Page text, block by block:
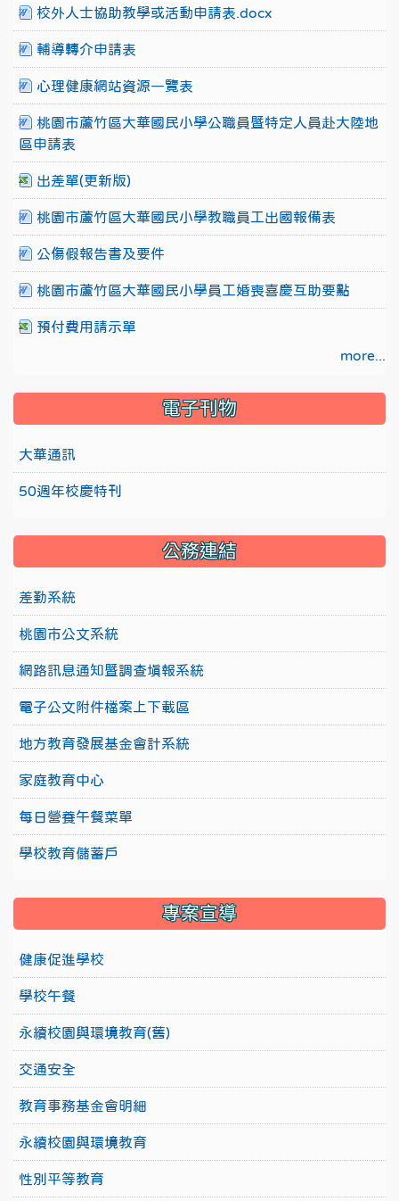
校外人士協助教學或活動申請表.docx
輔導轉介申請表
心理健康網站資源一覽表
桃園市蘆竹區大華國民小學公職員暨特定人員赴大陸地
區申請表
出差單(更新版)
桃園市蘆竹區大華國民小學教職員工出國報備表
公傷假報告書及要件
桃園市蘆竹區大華國民小學員工婚喪喜慶互助要點
預付費用請示單
more...
電子刊物
大華通訊
50週年校慶特刊
公務連結
差勤系統
桃園市公文系統
網路訊息通知暨調查填報系統
電子公文附件檔案上下載區
地方教育發展基金會計系統
家庭教育中心
每日營養午餐菜單
學校教育儲蓄戶
專案宣導
健康促進學校
學校午餐
永續校園與環境教育(舊)
交通安全
教育事務基金會明細
永續校園與環境教育
性別平等教育